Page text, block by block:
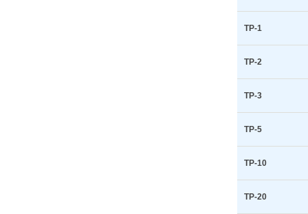
TP-1
TP-2
TP-3
TP-5
TP-10
TP-20